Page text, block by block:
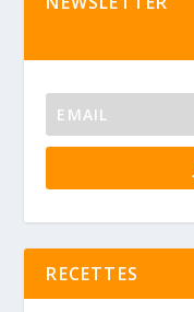
RECETTES